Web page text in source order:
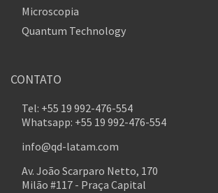
Microscopia
Quantum Technology
CONTATO
Tel: +55 19 992-476-554
Whatsapp: +55 19 992-476-554
info@qd-latam.com
Av. João Scarparo Netto, 170
Milão #117 - Praça Capital